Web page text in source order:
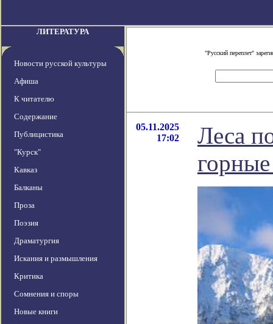
ЛИТЕРАТУРА
Новости русской культуры
Афиша
К читателю
Содержание
Публицистика
"Курск"
Кавказ
Балканы
Проза
Поэзия
Драматургия
Искания и размышления
Критика
Сомнения и споры
Новые книги
"Русский переплет"
05.11.2025
17:02
Леса